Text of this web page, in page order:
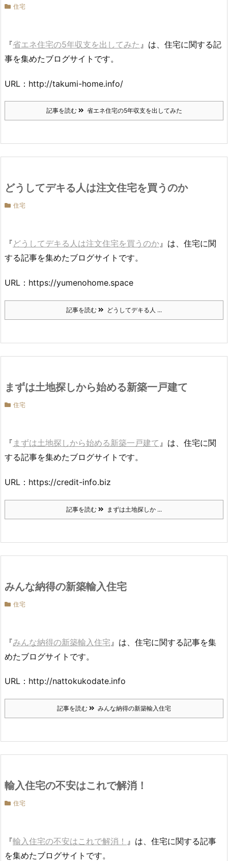
住宅
『省エネ住宅の5年収支を出してみた 』は、住宅に関する記
事を集めたブログサイトです。
URL：http://takumi-home.info/
記事を読む 省エネ住宅の5年収支を出してみた
どうしてデキる人は注文住宅を買うのか
住宅
『どうしてデキる人は注文住宅を買うのか』は、住宅に関
する記事を集めたブログサイトです。
URL：https://yumenohome.space
記事を読む どうしてデキる人 ...
まずは土地探しから始める新築一戸建て
住宅
『 まずは土地探しから始める新築一戸建て 』は、住宅に関
する記事を集めたブログサイトです。
URL：https://credit-info.biz
記事を読む まずは土地探しか ...
みんな納得の新築輸入住宅
住宅
『みんな納得の新築輸入住宅 』は、住宅に関する記事を集
めたブログサイトです。
URL：http://nattokukodate.info
記事を読む みんな納得の新築輸入住宅
輸入住宅の不安はこれで解消！
住宅
『輸入住宅の不安はこれで解消！ 』は、住宅に関する記事
を集めたブログサイトです。